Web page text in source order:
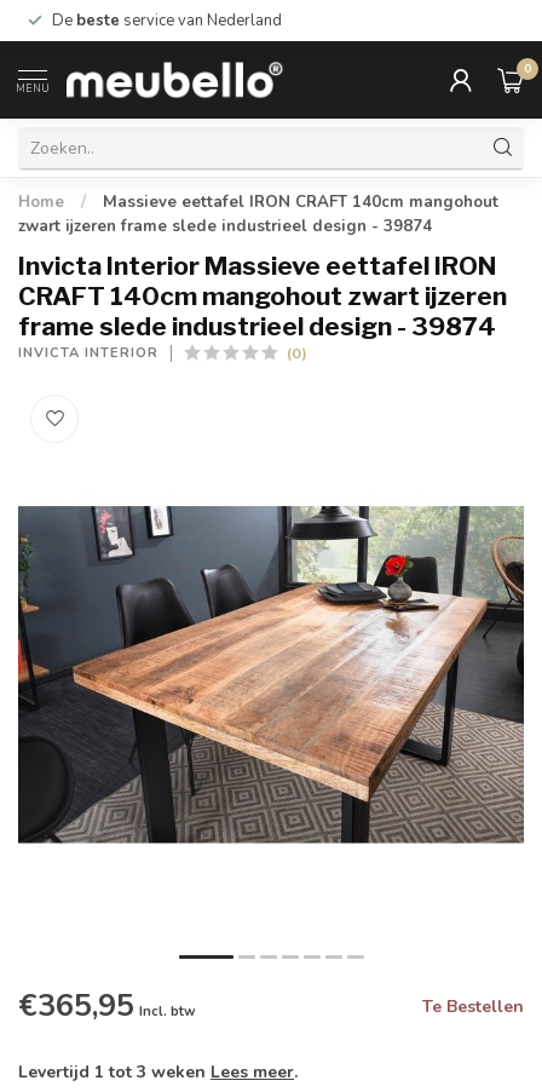
De beste service van Nederland
MENU
0
Home /
Massieve eettafel IRON CRAFT 140cm mangohout
zwart ijzeren frame slede industrieel design - 39874
Invicta Interior Massieve eettafel IRON
CRAFT 140cm mangohout zwart ijzeren
frame slede industrieel design - 39874
INVICTA INTERIOR (0)
€365,95 Incl. btw Te Bestellen
Levertijd 1 tot 3 weken Lees meer.